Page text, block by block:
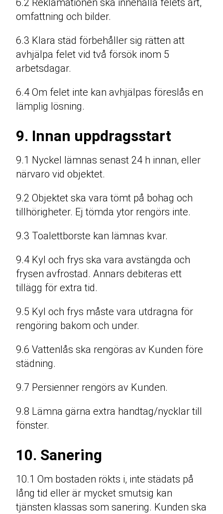
6.2 Reklamationen ska innehålla felets art,
omfattning och bilder.
6.3 Klara städ förbehåller sig rätten att
avhjälpa felet vid två försök inom 5
arbetsdagar.
6.4 Om felet inte kan avhjälpas föreslås en
lämplig lösning.
9. Innan uppdragsstart
9.1 Nyckel lämnas senast 24 h innan, eller
närvaro vid objektet.
9.2 Objektet ska vara tömt på bohag och
tillhörigheter. Ej tömda ytor rengörs inte.
9.3 Toalettborste kan lämnas kvar.
9.4 Kyl och frys ska vara avstängda och
frysen avfrostad. Annars debiteras ett
tillägg för extra tid.
9.5 Kyl och frys måste vara utdragna för
rengöring bakom och under.
9.6 Vattenlås ska rengöras av Kunden före
städning.
9.7 Persienner rengörs av Kunden.
9.8 Lämna gärna extra handtag/nycklar till
fönster.
10. Sanering
10.1 Om bostaden rökts i, inte städats på
lång tid eller är mycket smutsig kan
tjänsten klassas som sanering. Kunden ska